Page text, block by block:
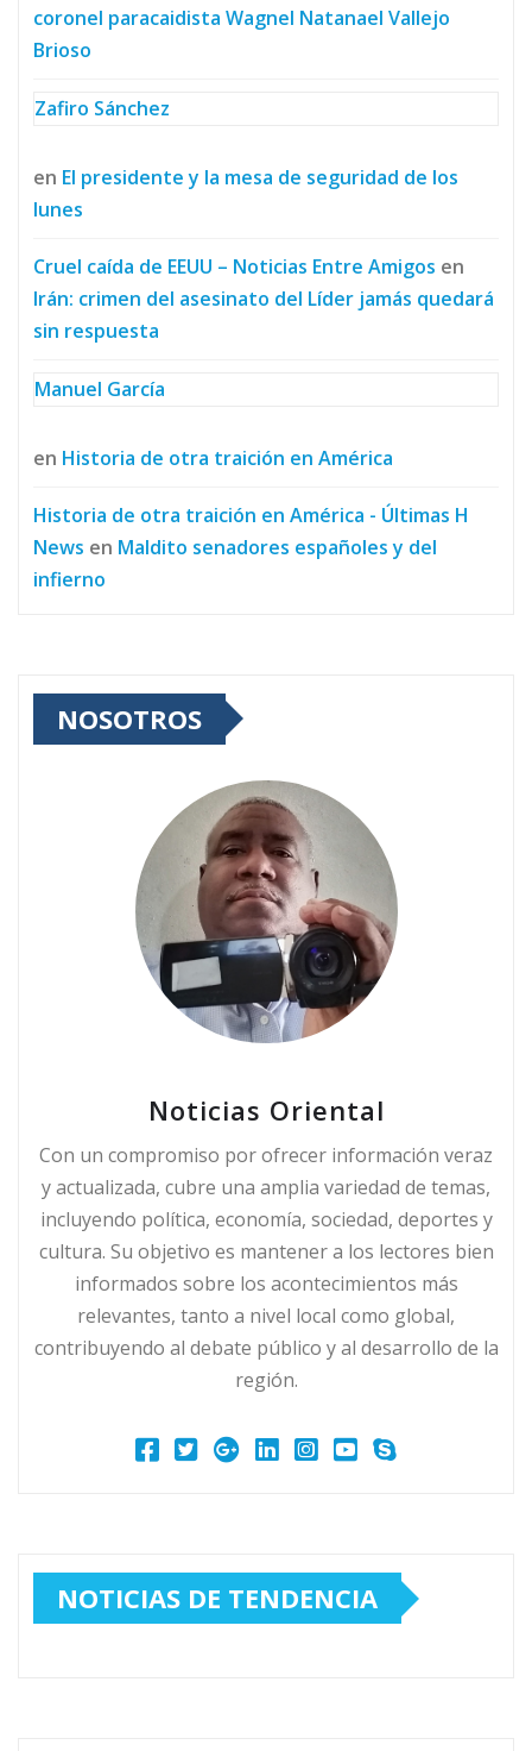
coronel paracaidista Wagnel Natanael Vallejo
Brioso
Zafiro Sánchez
en El presidente y la mesa de seguridad de los
lunes
Cruel caída de EEUU – Noticias Entre Amigos en
Irán: crimen del asesinato del Líder jamás quedará
sin respuesta
Manuel García
en Historia de otra traición en América
Historia de otra traición en América - Últimas H
News en Maldito senadores españoles y del
infierno
NOSOTROS
Noticias Oriental
Con un compromiso por ofrecer información veraz
y actualizada, cubre una amplia variedad de temas,
incluyendo política, economía, sociedad, deportes y
cultura. Su objetivo es mantener a los lectores bien
informados sobre los acontecimientos más
relevantes, tanto a nivel local como global,
contribuyendo al debate público y al desarrollo de la
región.
NOTICIAS DE TENDENCIA